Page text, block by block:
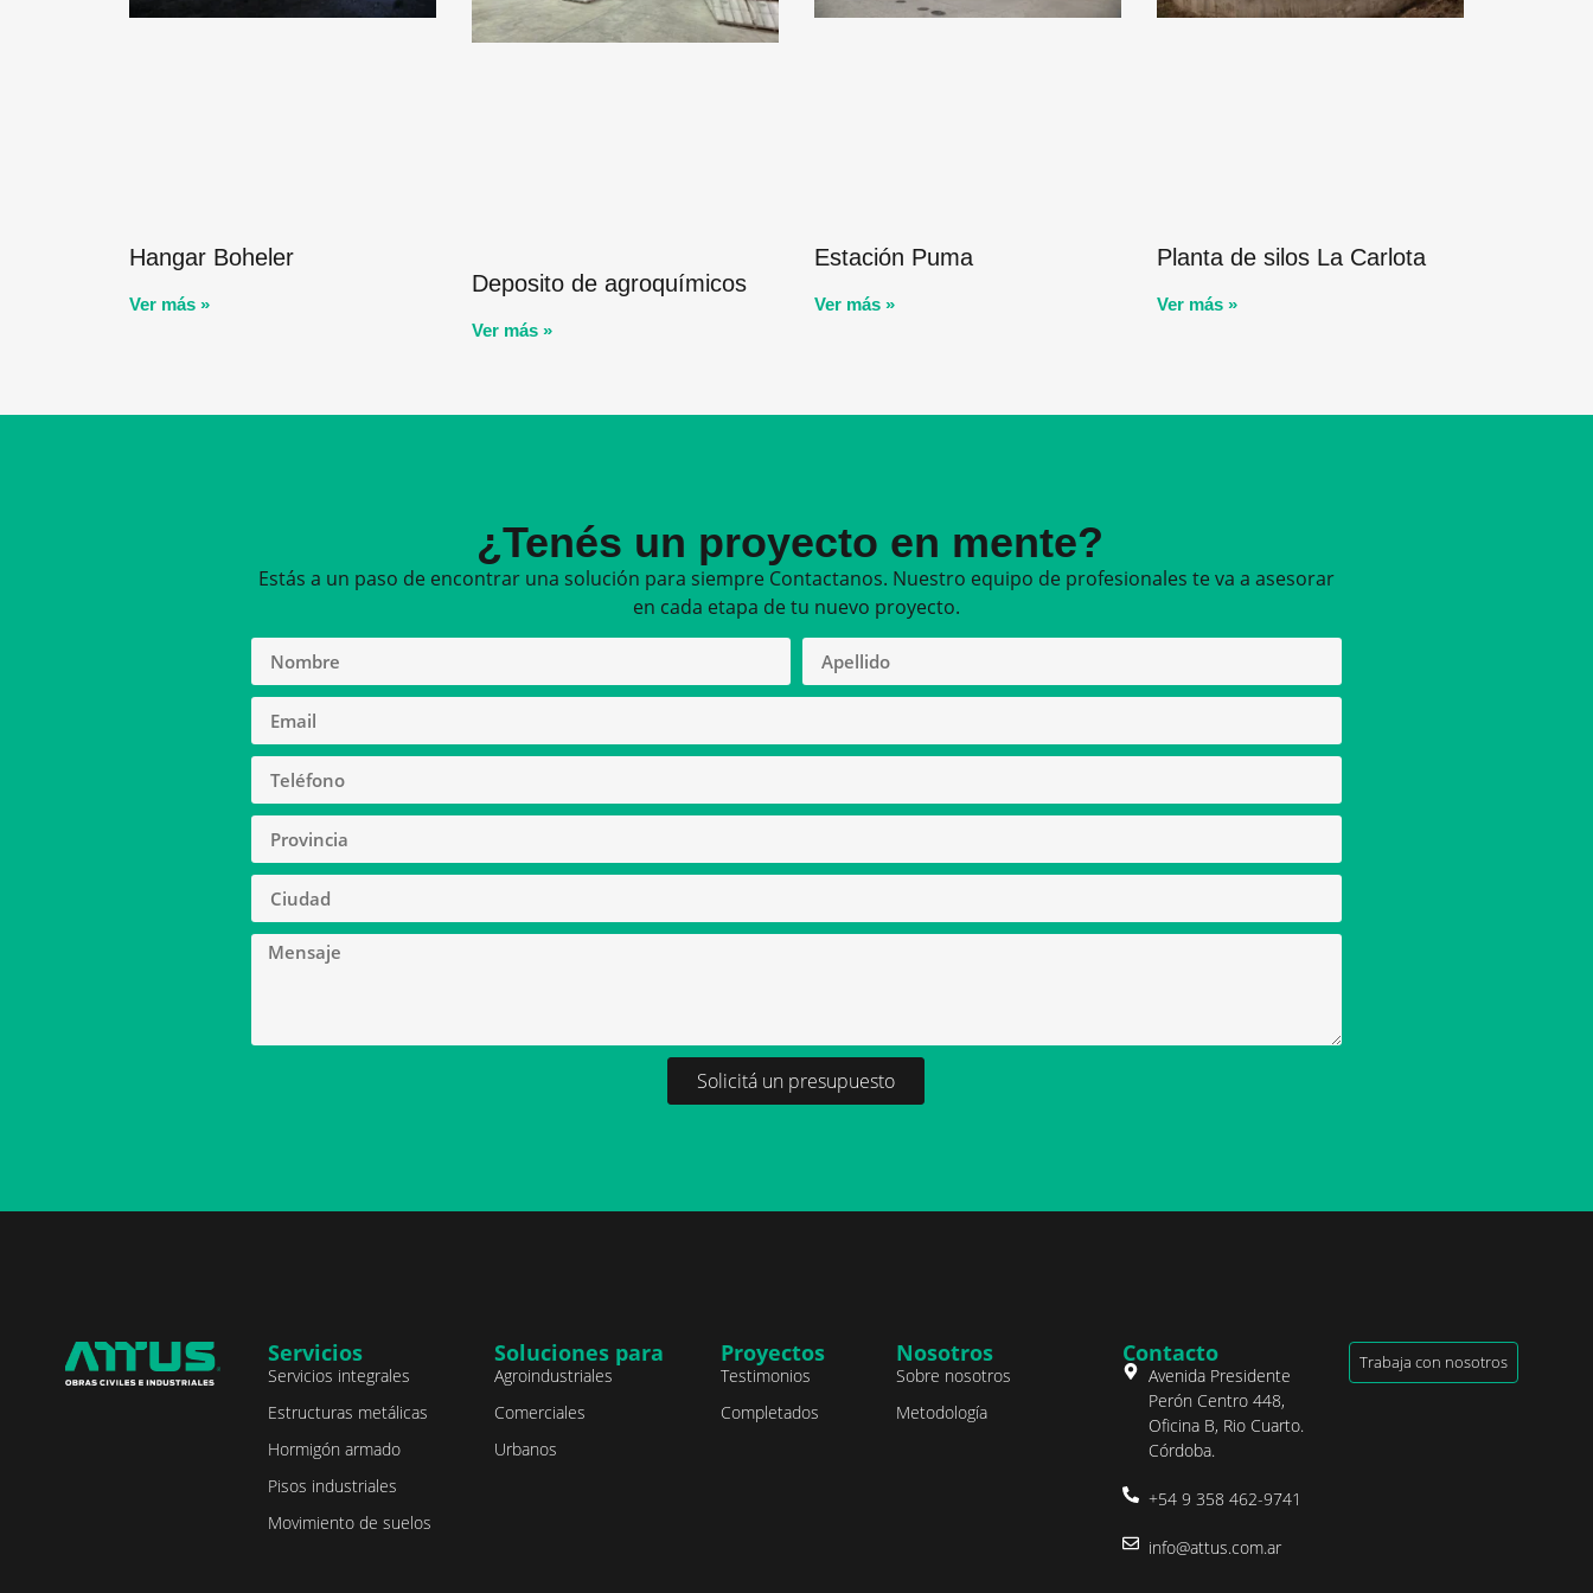
Hangar Boheler
Ver más »
Deposito de agroquímicos
Ver más »
Estación Puma
Ver más »
Planta de silos La Carlota
Ver más »
¿Tenés un proyecto en mente?
Estás a un paso de encontrar una solución para siempre Contactanos. Nuestro equipo de profesionales te va a asesorar
en cada etapa de tu nuevo proyecto.
Solicitá un presupuesto
Servicios
Servicios integrales
Estructuras metálicas
Hormigón armado
Pisos industriales
Movimiento de suelos
Soluciones para
Agroindustriales
Comerciales
Urbanos
Proyectos
Testimonios
Completados
Nosotros
Sobre nosotros
Metodología
Contacto
Avenida Presidente
Perón Centro 448,
Oficina B, Rio Cuarto.
Córdoba.
+54 9 358 462-9741
info@attus.com.ar
Trabaja con nosotros